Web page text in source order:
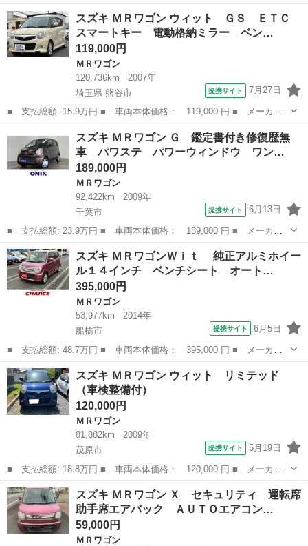
ご気軽にお問い合わせください 宜しくお願い致します。
千葉 柏市 我孫子駅 ＭＲワゴン
スズキ ＭＲワゴン ウィット ＧＳ ＥＴＣ
スマートキー 電動格納ミラー ベン…
119,000円
ＭＲワゴン
120,736km
2007年
埼玉県 熊谷市
提携サイト 7月27日
■ 支払総額: 15.9万円 ■ 車両本体価格： 119,000 円 ■ メーカー
名： スズキ ■ 車種名： ＭＲワゴン ■ グレード名： ウィッ
ト ＧＳ ＥＴＣ スマートキー 電動格納ミラー ベンチシート
ＡＴ 盗難防止...
ＭＲワゴン
スズキ ＭＲワゴン Ｇ 鑑定書付き修復歴無
車 パワステ パワーウィンドウ ワン…
189,000円
ＭＲワゴン
92,422km
2009年
千葉市
提携サイト 6月13日
■ 支払総額: 23.9万円 ■ 車両本体価格： 189,000 円 ■ メーカー
名： スズキ ■ 車種名： ＭＲワゴン ■ グレード名： Ｇ 鑑定
書付き修復歴無車 パワステ パワーウィンドウ ワンセグナビ Ｃ
Ｄ再生 ＥＴ...
千葉 千葉市 ＭＲワゴン
スズキ ＭＲワゴンＷｉｔ 純正アルミホイー
ル１４インチ ベンチシート オート…
395,000円
ＭＲワゴン
53,977km
2014年
船橋市
提携サイト 6月5日
■ 支払総額: 48.7万円 ■ 車両本体価格： 395,000 円 ■ メーカー
名： スズキ ■ 車種名： ＭＲワゴンＷｉｔ ■ グレード名：
純正アルミホイール１４インチ ベンチシート オートライト ＬＥ
Ｄヘッドライ...
千葉 船橋市 ＭＲワゴン
スズキ ＭＲワゴン ウィット リミテッド
（車検整備付）
120,000円
ＭＲワゴン
81,882km
2009年
茂原市
提携サイト 5月19日
■ 支払総額: 18.8万円 ■ 車両本体価格： 120,000 円 ■ メーカー
名： スズキ ■ 車種名： ＭＲワゴン ■ グレード名： ウィッ
ト リミテッド ■ 排気量： 660cc ■ ドア枚数： 5D ■ ミッシ
ョ...
千葉 茂原市 ＭＲワゴン
スズキ ＭＲワゴン Ｘ セキュリティ 運転席
助手席エアバック ＡＵＴＯエアコン…
59,000円
ＭＲワゴン